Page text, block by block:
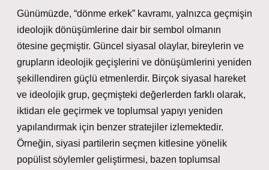
Günümüzde, “dönme erkek” kavramı, yalnızca geçmişin
ideolojik dönüşümlerine dair bir sembol olmanın
ötesine geçmiştir. Güncel siyasal olaylar, bireylerin ve
grupların ideolojik geçişlerini ve dönüşümlerini yeniden
şekillendiren güçlü etmenlerdir. Birçok siyasal hareket
ve ideolojik grup, geçmişteki değerlerden farklı olarak,
iktidarı ele geçirmek ve toplumsal yapıyı yeniden
yapılandırmak için benzer stratejiler izlemektedir.
Örneğin, siyasi partilerin seçmen kitlesine yönelik
popülist söylemler geliştirmesi, bazen toplumsal